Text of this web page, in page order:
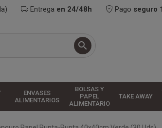
Entrega en 24/48h Pago seguro

ENVASES
ALIMENTARIOS
BOLSAS Y
PAPEL
ALIMENTARIO
TAKE AWAY